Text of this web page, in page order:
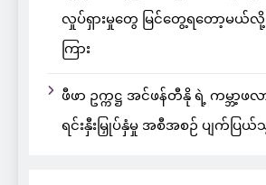
လှုပ်ရှားမှုတွေ မြင်တွေ့ရတော့မယ်လို့
ကြား
ဖီဖာ ဥက္ကဋ္ဌ အင်ဖန်တီနို ရဲ့ ကမ္ဘာ့ဖလ
ရင်းနှီးမြှုပ်နှံမှု အစီအစဉ် ပျက်ပြယ်သွ